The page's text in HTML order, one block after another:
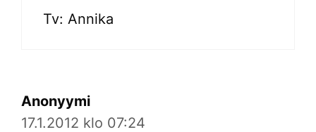
Tv: Annika
Anonyymi
17.1.2012 klo 07:24